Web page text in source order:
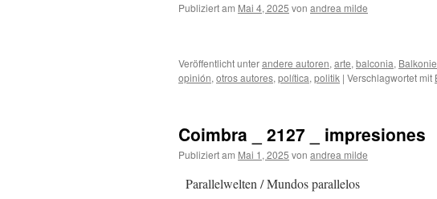
Publiziert am Mai 4, 2025 von andrea milde
Veröffentlicht unterandere autoren, arte, balconia,
opinión, otros autores, política, politik | Verschlagwortet mit
Coimbra _ 2127 _ impresiones
Publiziert am Mai 1, 2025 von andrea milde
Parallelwelten / Mundos parallelos